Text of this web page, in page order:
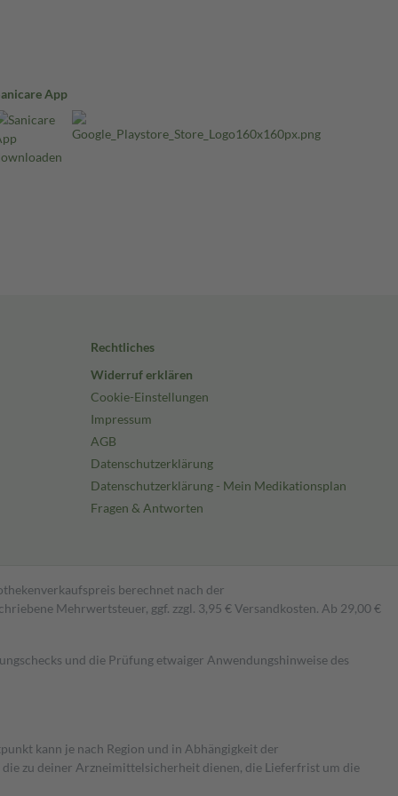
App
Rechtliches
Widerruf erklären
Cookie-Einstellungen
Impressum
AGB
Datenschutzerklärung
Datenschutzerklärung - Mein Medikationsplan
Fragen & Antworten
berechnet nach der
Mehrwertsteuer, ggf. zzgl. 3,95 € Versandkosten. Ab 29,00 €
und die Prüfung etwaiger Anwendungshinweise des
kann je nach Region und in Abhängigkeit der
zu deiner Arzneimittelsicherheit dienen, die Lieferfrist um die